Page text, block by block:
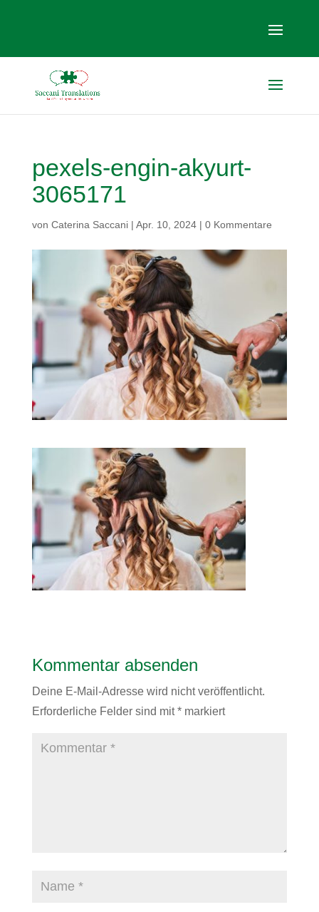
pexels-engin-akyurt-
3065171
von Caterina Saccani| Apr. 10, 2024| 0 Kommentare
Kommentar absenden
Deine E-Mail-Adresse wird nicht veröffentlicht.
Erforderliche Felder sind mit*markiert